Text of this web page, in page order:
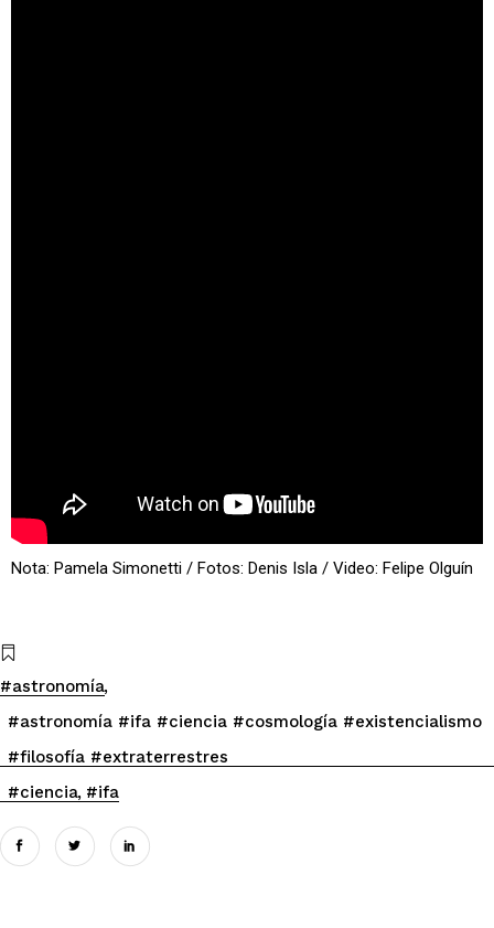
Nota: Pamela Simonetti / Fotos: Denis Isla / Video: Felipe Olguín
#astronomía
#astronomía #ifa #ciencia #cosmología #existencialismo
#filosofía #extraterrestres
#ciencia #ifa